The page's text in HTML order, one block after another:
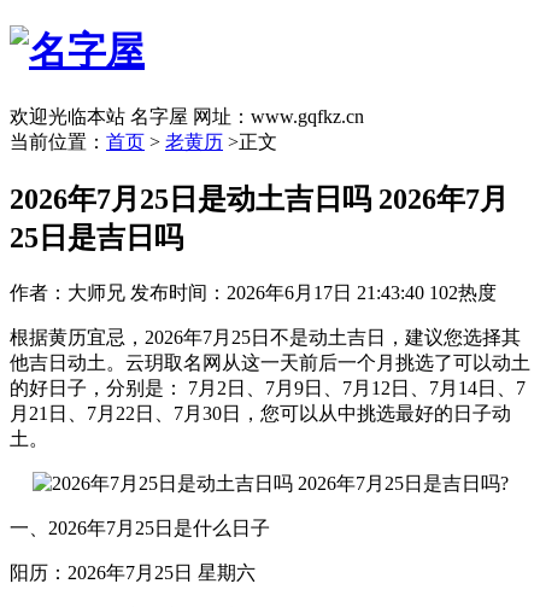
欢迎光临本站 名字屋 网址：www.gqfkz.cn
当前位置： 首页 > 老黄历 >正文
2026年7月25日是动土吉日吗 2026年7月
25日是吉日吗
作者：大师兄 发布时间：2026年6月17日 21:43:40 102热度
根据黄历宜忌，2026年7月25日不是动土吉日，建议您选择其
他吉日动土。云玥取名网从这一天前后一个月挑选了可以动土
的好日子，分别是： 7月2日、7月9日、7月12日、7月14日、7
月21日、7月22日、7月30日，您可以从中挑选最好的日子动
土。
一、2026年7月25日是什么日子
阳历：2026年7月25日 星期六